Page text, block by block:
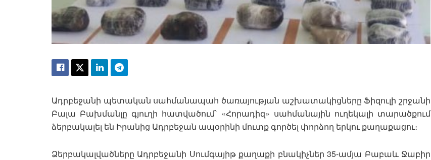
Ադրբեջանի պետական սահմանապահ ծառայության աշխատակիցները Ֆիզուլի շրջանի
Բալա Բախմանլը գյուղի հատվածում՝ «Հորադիզ» սահմանային ուղեկալի տարածքում
ձերբակալել են Իրանից Ադրբեջան ապօրինի մուտք գործել փորձող երկու քաղաքացու։
Ձերբակալվածները Ադրբեջանի Սումգայիթ քաղաքի բնակիչներ 35-ամյա Բաբաև Ջաբիր